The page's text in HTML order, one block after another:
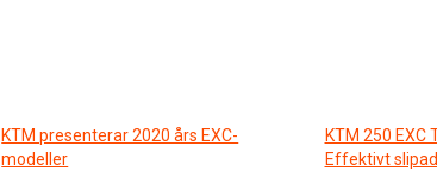
KTM presenterar 2020 års EXC-
modeller
KTM 250 EXC
Effektivt